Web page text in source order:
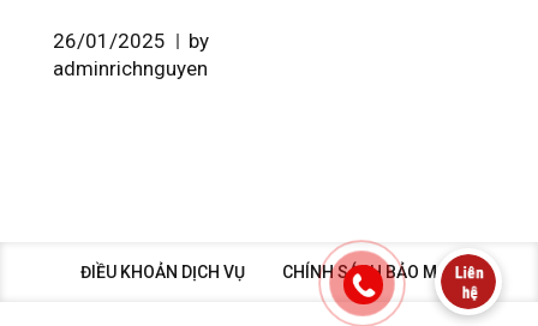
26/01/2025
by
adminrichnguyen
ĐIỀU KHOẢN DỊCH VỤ CHÍNH SÁCH BẢO MẬT